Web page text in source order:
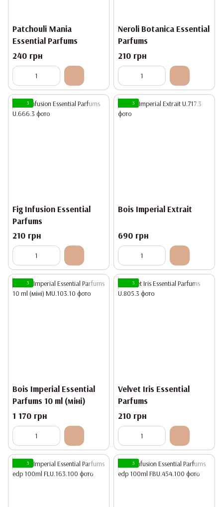
Patchouli Mania
Essential Parfums
240 грн
Neroli Botanica Essential
Parfums
210 грн
3
Fig Infusion Essential
Parfums
210 грн
3
Bois Imperial Extrait
690 грн
3
Bois Imperial Essential
Parfums 10 ml (міні)
1 170 грн
3
Velvet Iris Essential
Parfums
210 грн
3 3